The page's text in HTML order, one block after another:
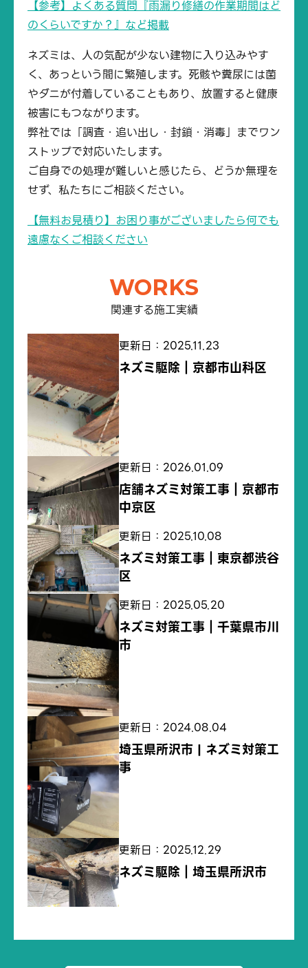
【参考】よくある質問『雨漏り修繕の作業期間はど
のくらいですか？』など掲載
ネズミは、人の気配が少ない建物に入り込みやす
く、あっという間に繁殖します。死骸や糞尿には菌
やダニが付着していることもあり、放置すると健康
被害にもつながります。
弊社では「調査・追い出し・封鎖・消毒」までワン
ストップで対応いたします。
ご自身での処理が難しいと感じたら、どうか無理を
せず、私たちにご相談ください。
【無料お見積り】お困り事がございましたら何でも
遠慮なくご相談ください
WORKS
関連する施工実績
更新日：2025.11.23
ネズミ駆除｜京都市山科区
更新日：2026.01.09
店舗ネズミ対策工事｜京都市
中京区
更新日：2025.10.08
ネズミ対策工事｜東京都渋谷
区
更新日：2025.05.20
ネズミ対策工事｜千葉県市川
市
更新日：2024.08.04
埼玉県所沢市 | ネズミ対策工
事
更新日：2025.12.29
ネズミ駆除｜埼玉県所沢市